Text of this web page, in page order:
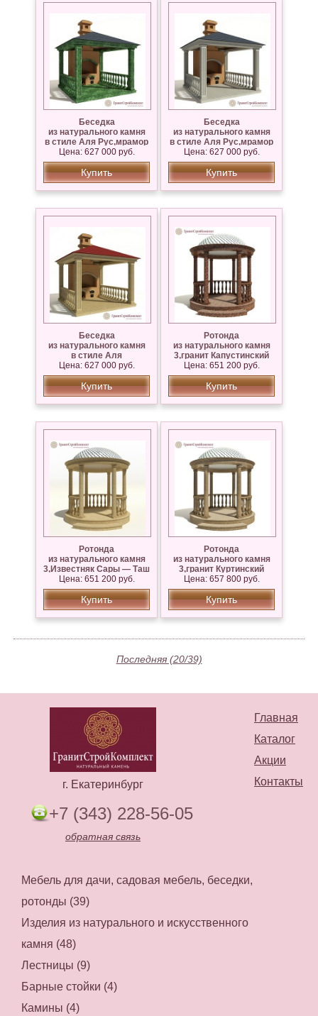
Беседка
из натурального камня
в стиле Аля Рус,мрамор
Змеевик
Цена: 627 000 руб.
Купить
Беседка
из натурального камня
в стиле Аля Рус,мрамор
Коелга
Цена: 627 000 руб.
Купить
Беседка
из натурального камня
в стиле Аля
Рус,Известняк Сары —
Таш
Цена: 627 000 руб.
Купить
Ротонда
из натурального камня
3,гранит Капустинский
Цена: 651 200 руб.
Купить
Ротонда
из натурального камня
3,Известняк Сары — Таш
Цена: 651 200 руб.
Купить
Ротонда
из натурального камня
3,гранит Куртинский
Цена: 657 800 руб.
Купить
Последняя (20/39)
Главная
Каталог
Акции
Контакты
г. Екатеринбург
+7 (343) 228-56-05
обратная связь
Мебель для дачи, садовая мебель, беседки,
ротонды (39)
Изделия из натурального и искусственного
камня (48)
Лестницы (9)
Барные стойки (4)
Камины (4)